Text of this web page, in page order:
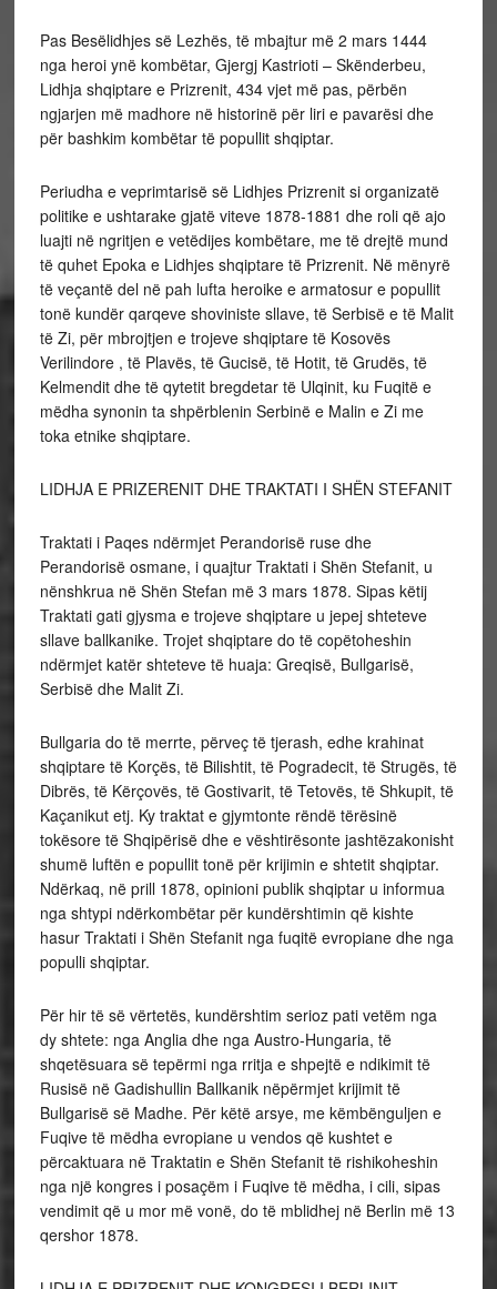
Pas Besëlidhjes së Lezhës, të mbajtur më 2 mars 1444
nga heroi ynë kombëtar, Gjergj Kastrioti – Skënderbeu,
Lidhja shqiptare e Prizrenit, 434 vjet më pas, përbën
ngjarjen më madhore në historinë për liri e pavarësi dhe
për bashkim kombëtar të popullit shqiptar.
Periudha e veprimtarisë së Lidhjes Prizrenit si organizatë
politike e ushtarake gjatë viteve 1878-1881 dhe roli që ajo
luajti në ngritjen e vetëdijes kombëtare, me të drejtë mund
të quhet Epoka e Lidhjes shqiptare të Prizrenit. Në mënyrë
të veçantë del në pah lufta heroike e armatosur e popullit
tonë kundër qarqeve shoviniste sllave, të Serbisë e të Malit
të Zi, për mbrojtjen e trojeve shqiptare të Kosovës
Verilindore , të Plavës, të Gucisë, të Hotit, të Grudës, të
Kelmendit dhe të qytetit bregdetar të Ulqinit, ku Fuqitë e
mëdha synonin ta shpërblenin Serbinë e Malin e Zi me
toka etnike shqiptare.
LIDHJA E PRIZERENIT DHE TRAKTATI I SHËN STEFANIT
Traktati i Paqes ndërmjet Perandorisë ruse dhe
Perandorisë osmane, i quajtur Traktati i Shën Stefanit, u
nënshkrua në Shën Stefan më 3 mars 1878. Sipas këtij
Traktati gati gjysma e trojeve shqiptare u jepej shteteve
sllave ballkanike. Trojet shqiptare do të copëtoheshin
ndërmjet katër shteteve të huaja: Greqisë, Bullgarisë,
Serbisë dhe Malit Zi.
Bullgaria do të merrte, përveç të tjerash, edhe krahinat
shqiptare të Korçës, të Bilishtit, të Pogradecit, të Strugës, të
Dibrës, të Kërçovës, të Gostivarit, të Tetovës, të Shkupit, të
Kaçanikut etj. Ky traktat e gjymtonte rëndë tërësinë
tokësore të Shqipërisë dhe e vështirësonte jashtëzakonisht
shumë luftën e popullit tonë për krijimin e shtetit shqiptar.
Ndërkaq, në prill 1878, opinioni publik shqiptar u informua
nga shtypi ndërkombëtar për kundërshtimin që kishte
hasur Traktati i Shën Stefanit nga fuqitë evropiane dhe nga
populli shqiptar.
Për hir të së vërtetës, kundërshtim serioz pati vetëm nga
dy shtete: nga Anglia dhe nga Austro-Hungaria, të
shqetësuara së tepërmi nga rritja e shpejtë e ndikimit të
Rusisë në Gadishullin Ballkanik nëpërmjet krijimit të
Bullgarisë së Madhe. Për këtë arsye, me këmbënguljen e
Fuqive të mëdha evropiane u vendos që kushtet e
përcaktuara në Traktatin e Shën Stefanit të rishikoheshin
nga një kongres i posaçëm i Fuqive të mëdha, i cili, sipas
vendimit që u mor më vonë, do të mblidhej në Berlin më 13
qershor 1878.